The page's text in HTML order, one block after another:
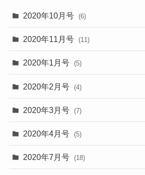
2020年10月号 (6)
2020年11月号 (11)
2020年1月号 (5)
2020年2月号 (4)
2020年3月号 (7)
2020年4月号 (5)
2020年7月号 (18)